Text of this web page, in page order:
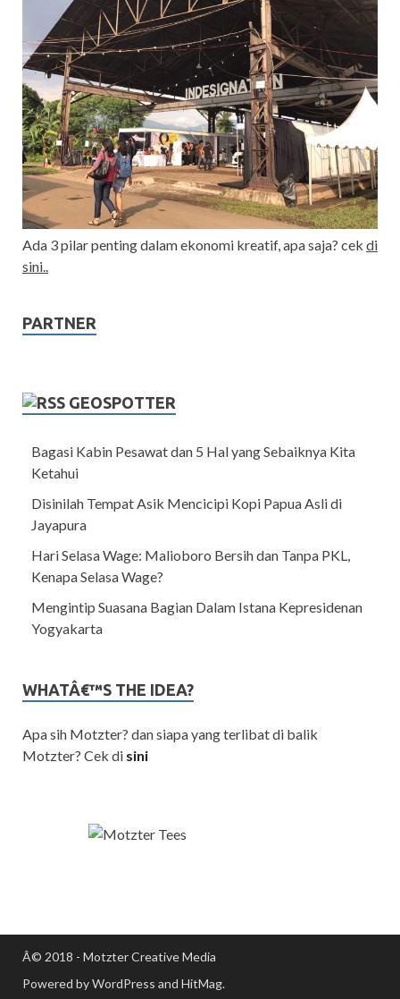
Ada 3 pilar penting dalam ekonomi kreatif, apa saja? cek di
sini..
PARTNER
GEOSPOTTER
Bagasi Kabin Pesawat dan 5 Hal yang Sebaiknya Kita
Ketahui
Disinilah Tempat Asik Mencicipi Kopi Papua Asli di
Jayapura
Hari Selasa Wage: Malioboro Bersih dan Tanpa PKL,
Kenapa Selasa Wage?
Mengintip Suasana Bagian Dalam Istana Kepresidenan
Yogyakarta
WHATÂ€™S THE IDEA?
Apa sih Motzter? dan siapa yang terlibat di balik
Motzter? Cek di sini
Â© 2018 - Motzter Creative Media
Powered by WordPress and HitMag.